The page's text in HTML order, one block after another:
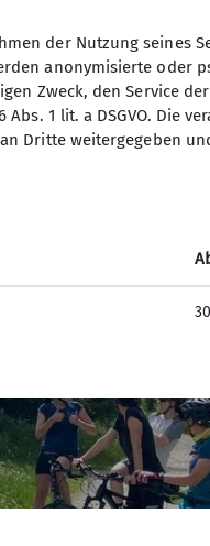
der Nutzung seines
anonymisierte oder
Zweck, den Service
1 lit. a DSGVO. Die
Dritte weitergegeben
30